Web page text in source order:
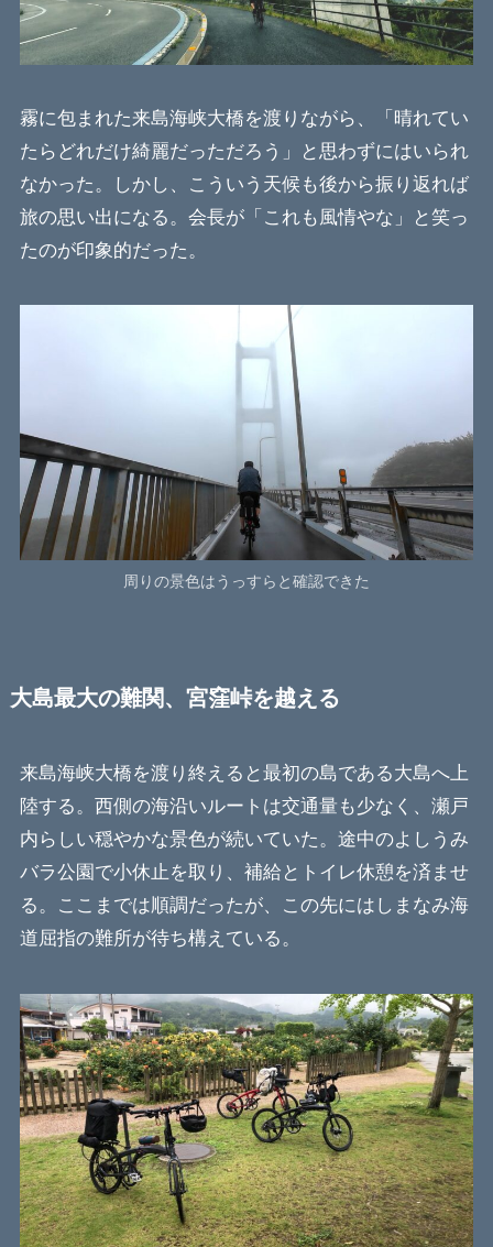
霧に包まれた来島海峡大橋を渡りながら、「晴れてい
たらどれだけ綺麗だっただろう」と思わずにはいられ
なかった。しかし、こういう天候も後から振り返れば
旅の思い出になる。会長が「これも風情やな」と笑っ
たのが印象的だった。
周りの景色はうっすらと確認できた
大島最大の難関、宮窪峠を越える
来島海峡大橋を渡り終えると最初の島である大島へ上
陸する。西側の海沿いルートは交通量も少なく、瀬戸
内らしい穏やかな景色が続いていた。途中のよしうみ
バラ公園で小休止を取り、補給とトイレ休憩を済ませ
る。ここまでは順調だったが、この先にはしまなみ海
道屈指の難所が待ち構えている。